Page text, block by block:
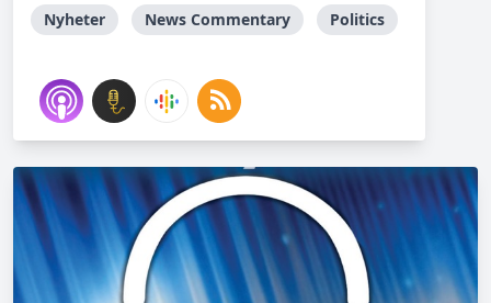
Nyheter News Commentary Politics